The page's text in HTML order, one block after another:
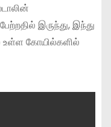
இருந்து, இந்து
உள்ள கோயில்களில்